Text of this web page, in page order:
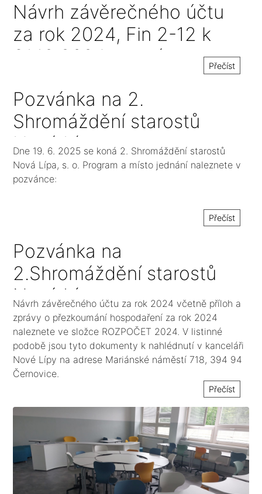
Návrh závěrečného účtu
za rok 2024, Fin 2-12 k
31.12.2024 a zpráva o
přezkoumání hospodaření
Přečíst
Pozvánka na 2.
Shromáždění starostů
Nová Lípa, s. o.
Dne 19. 6. 2025 se koná 2. Shromáždění starostů
Nová Lípa, s. o. Program a místo jednání naleznete v
pozvánce:
Přečíst
Pozvánka na
2.Shromáždění starostů
Nová Lípa, s. o. v roce
2025
Návrh závěrečného účtu za rok 2024 včetně příloh a
zprávy o přezkoumání hospodaření za rok 2024
naleznete ve složce ROZPOČET 2024. V listinné
podobě jsou tyto dokumenty k nahlédnutí v kanceláři
Nové Lípy na adrese Mariánské náměstí 718, 394 94
Černovice.
Přečíst